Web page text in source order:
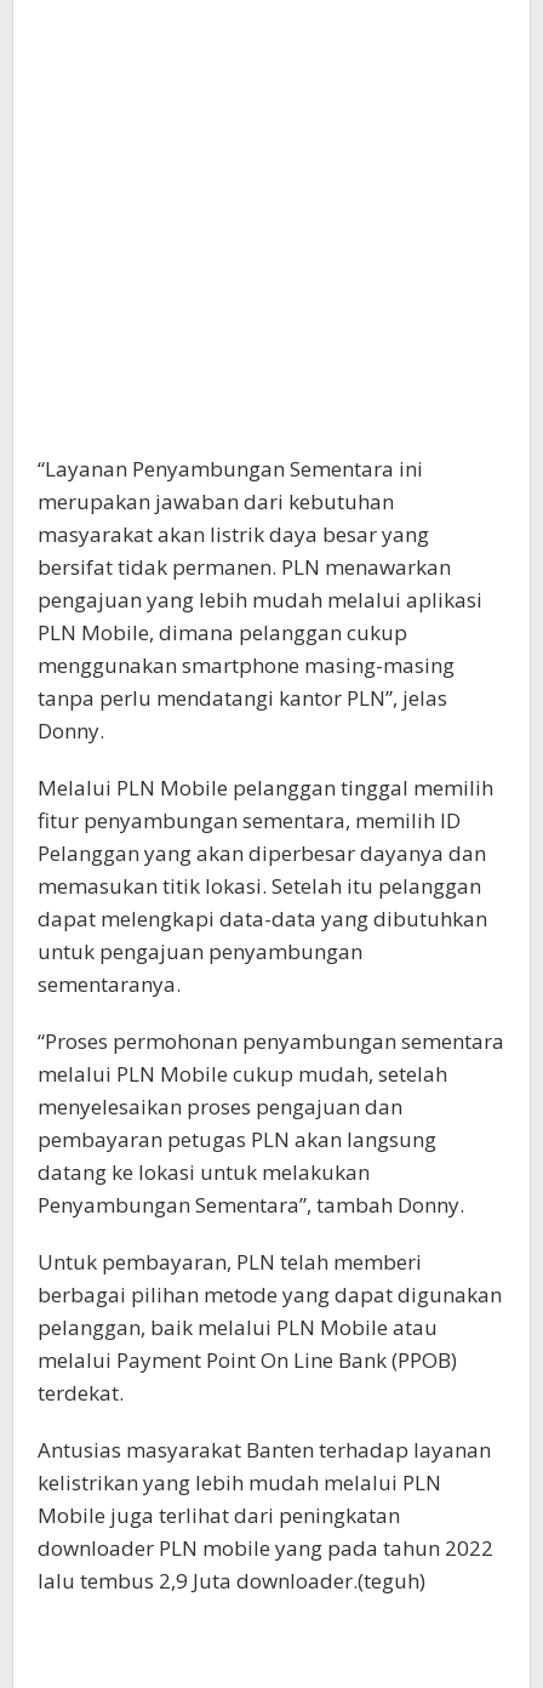
“Layanan Penyambungan Sementara ini
merupakan jawaban dari kebutuhan
masyarakat akan listrik daya besar yang
bersifat tidak permanen. PLN menawarkan
pengajuan yang lebih mudah melalui aplikasi
PLN Mobile, dimana pelanggan cukup
menggunakan smartphone masing-masing
tanpa perlu mendatangi kantor PLN”, jelas
Donny.
Melalui PLN Mobile pelanggan tinggal memilih
fitur penyambungan sementara, memilih ID
Pelanggan yang akan diperbesar dayanya dan
memasukan titik lokasi. Setelah itu pelanggan
dapat melengkapi data-data yang dibutuhkan
untuk pengajuan penyambungan
sementaranya.
“Proses permohonan penyambungan sementara
melalui PLN Mobile cukup mudah, setelah
menyelesaikan proses pengajuan dan
pembayaran petugas PLN akan langsung
datang ke lokasi untuk melakukan
Penyambungan Sementara”, tambah Donny.
Untuk pembayaran, PLN telah memberi
berbagai pilihan metode yang dapat digunakan
pelanggan, baik melalui PLN Mobile atau
melalui Payment Point On Line Bank (PPOB)
terdekat.
Antusias masyarakat Banten terhadap layanan
kelistrikan yang lebih mudah melalui PLN
Mobile juga terlihat dari peningkatan
downloader PLN mobile yang pada tahun 2022
lalu tembus 2,9 Juta downloader.(teguh)